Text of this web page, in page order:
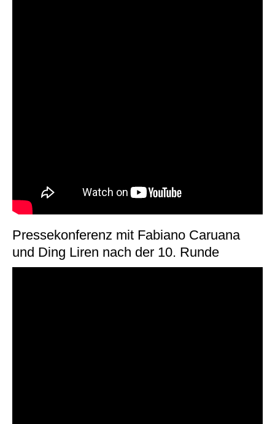
Pressekonferenz mit Fabiano Caruana
und Ding Liren nach der 10. Runde